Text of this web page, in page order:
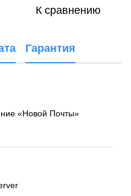
К сравнению
Гарантия
«Новой Почты»